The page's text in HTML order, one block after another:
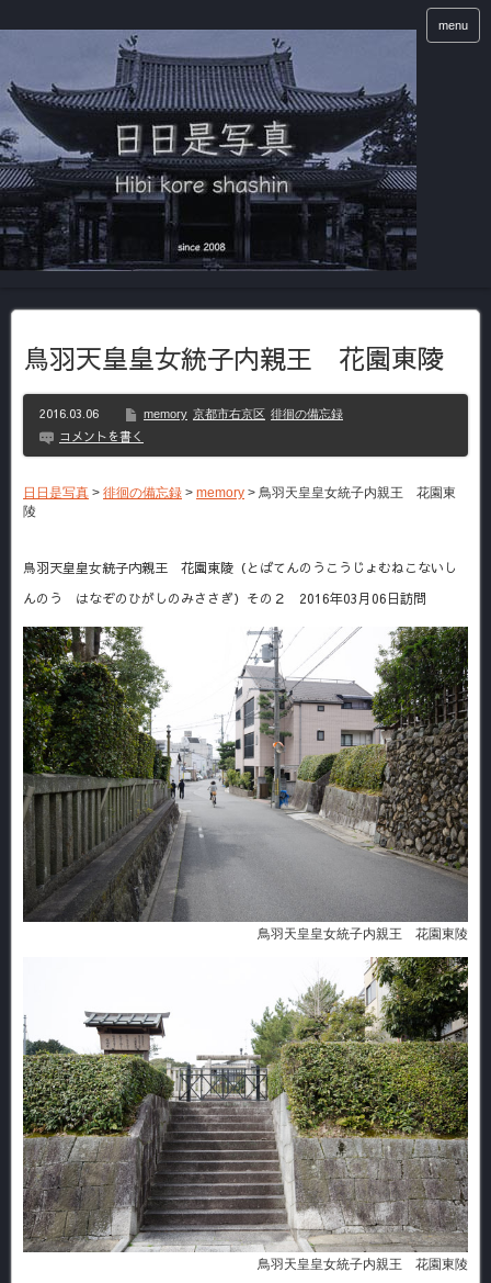
menu
鳥羽天皇皇女統子内親王 花園東陵
2016.03.06 memory 京都市右京区 徘徊の備忘録
コメントを書く
日日是写真 > 徘徊の備忘録 > memory > 鳥羽天皇皇女統子内親王 花園東
陵
鳥羽天皇皇女統子内親王 花園東陵（とばてんのうこうじょむねこないし
んのう はなぞのひがしのみささぎ）その２ 2016年03月06日訪問
鳥羽天皇皇女統子内親王 花園東陵
鳥羽天皇皇女統子内親王 花園東陵